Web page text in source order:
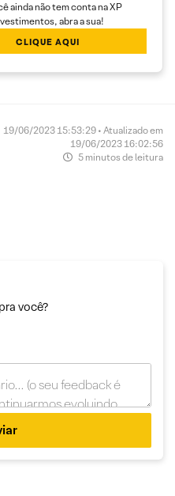
ainda não tem conta na XP
abra a sua!
CLIQUE AQUI
19/06/2023 15:53:29 • Atualizado em
19/06/2023 16:02:56
5 minutos de leitura
você?